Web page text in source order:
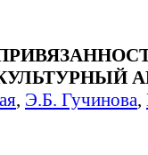
, Э.Б. Гучинова,